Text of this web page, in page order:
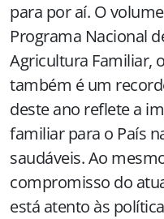
para por aí. O
Programa Nacional
Agricultura Familiar,
também é um
deste ano reflete a
familiar para o País
saudáveis. Ao
compromisso do
está atento às